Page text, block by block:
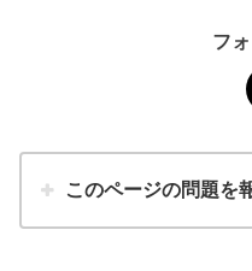
フ
このページの問題を